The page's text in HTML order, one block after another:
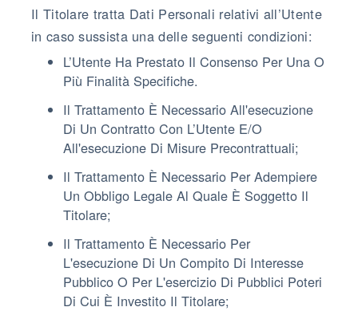
Il Titolare tratta Dati Personali relativi all’Utente
in caso sussista una delle seguenti condizioni:
L’Utente Ha Prestato Il Consenso Per Una O
Più Finalità Specifiche.
Il Trattamento È Necessario All'esecuzione
Di Un Contratto Con L’Utente E/o
All'esecuzione Di Misure Precontrattuali;
Il Trattamento È Necessario Per Adempiere
Un Obbligo Legale Al Quale È Soggetto Il
Titolare;
Il Trattamento È Necessario Per
L'esecuzione Di Un Compito Di Interesse
Pubblico O Per L'esercizio Di Pubblici Poteri
Di Cui È Investito Il Titolare;